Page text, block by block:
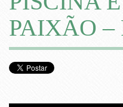
PAIXÃO –